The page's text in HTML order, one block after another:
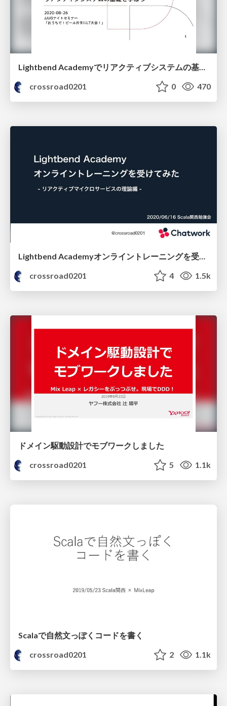
crossroad0201
0 470
Lightbend Academyオンライントレーニングを受けてみた
crossroad0201
4 1.5k
ドメイン駆動設計でモブワークしました
crossroad0201
5 1.1k
Scalaで自然文っぽくコードを書く
crossroad0201
2 1.1k